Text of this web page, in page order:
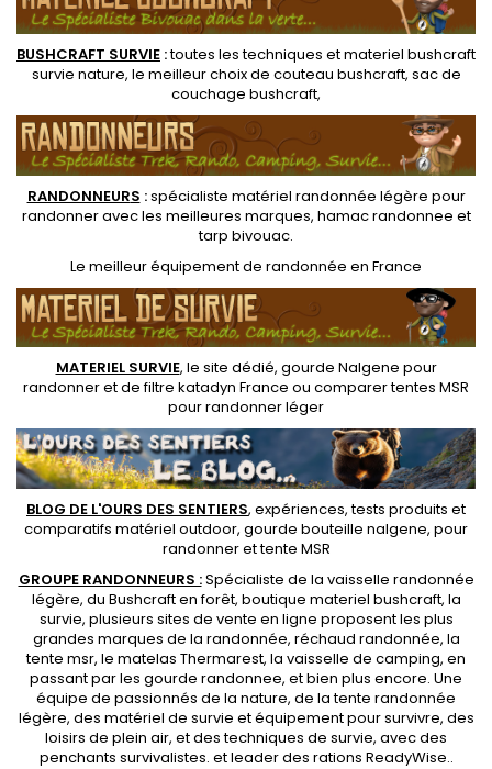
BUSHCRAFT SURVIE :toutes les techniques etmateriel bushcraft
survie nature, le meilleur choix de couteau bushcraft, sac de
couchage bushcraft,
RANDONNEURS :spécialiste matériel randonnée légère pour
randonner avec les meilleures marques, hamac randonnee et
tarp bivouac.
Le meilleur équipement de randonnée en France
MATERIEL SURVIE, le site dédié, gourde Nalgene pour
randonneret defiltre katadyn France ou comparer tentes MSR
pour randonner léger
BLOG DE L'OURS DES SENTIERS, expériences, tests produits et
comparatifs matériel outdoor, gourde bouteille nalgene, pour
randonner ettente MSR
GROUPE RANDONNEURS :Spécialiste de la vaisselle randonnée
légère, du Bushcraft en forêt, boutique materiel bushcraft, la
survie, plusieurs sites de vente en ligne proposent les plus
grandes marques de la randonnée, réchaud randonnée, la
tente msr, le matelas Thermarest, la vaisselle de camping, en
passant par les gourde randonnee, et bien plus encore. Une
équipe de passionnés de la nature, de latente randonnée
légère, des matériel de survie et équipement pour survivre, des
loisirs de plein air, et des techniques de survie, avec des
penchants survivalistes. et leader des rations ReadyWise..